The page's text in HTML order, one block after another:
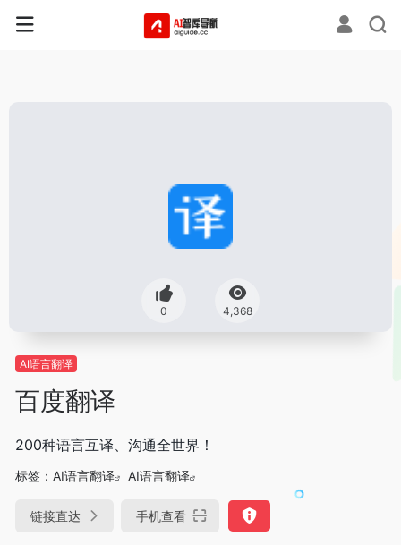
0 4,368
AI语言翻译
百度翻译
200种语言互译、沟通全世界！
标签： AI语言翻译 AI语言翻译
链接直达 手机查看